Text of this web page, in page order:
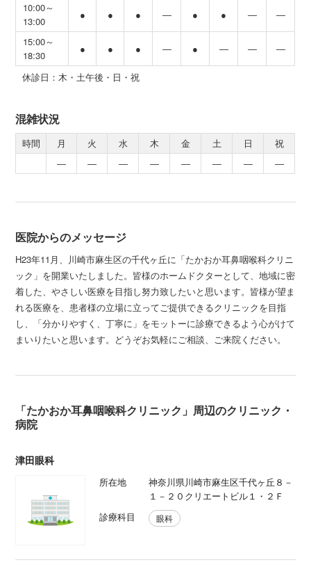
10:00～
13:00
● ● ● ― ● ● ― ―
15:00～
18:30
● ● ● ― ● ― ― ―
休診日：木・土午後・日・祝
混雑状況
時間 月 火 水 木 金 土 日
祝
―
― ― ― ― ― ― ―
医院からのメッセージ
H23年11月、川崎市麻生区の千代ヶ丘に「たかおか耳鼻咽喉科クリニ
ック」を開業いたしました。皆様のホームドクターとして、地域に密
着した、やさしい医療を目指し努力致したいと思います。皆様が望ま
れる医療を、患者様の立場に立ってご提供できるクリニックを目指
し、「分かりやすく、丁寧に」をモットーに診療できるよう心がけて
まいりたいと思います。どうぞお気軽にご相談、ご来院ください。
「たかおか耳鼻咽喉科クリニック」周辺のクリニック・
病院
津田眼科
所在地
神奈川県川崎市麻生区千代ヶ丘８－
１－２０クリエートビル１・２Ｆ
診療科目
眼科